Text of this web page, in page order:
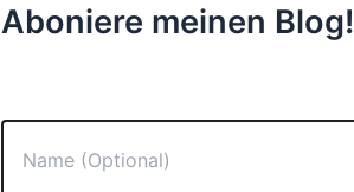
Aboniere meinen Blog!